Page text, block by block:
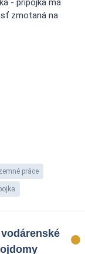
- prípojka má
zmotaná na
práce